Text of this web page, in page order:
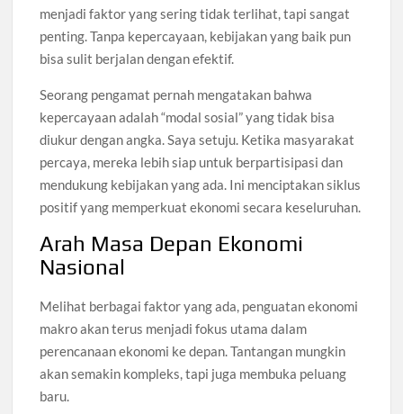
menjadi faktor yang sering tidak terlihat, tapi sangat
penting. Tanpa kepercayaan, kebijakan yang baik pun
bisa sulit berjalan dengan efektif.
Seorang pengamat pernah mengatakan bahwa
kepercayaan adalah “modal sosial” yang tidak bisa
diukur dengan angka. Saya setuju. Ketika masyarakat
percaya, mereka lebih siap untuk berpartisipasi dan
mendukung kebijakan yang ada. Ini menciptakan siklus
positif yang memperkuat ekonomi secara keseluruhan.
Arah Masa Depan Ekonomi
Nasional
Melihat berbagai faktor yang ada, penguatan ekonomi
makro akan terus menjadi fokus utama dalam
perencanaan ekonomi ke depan. Tantangan mungkin
akan semakin kompleks, tapi juga membuka peluang
baru.